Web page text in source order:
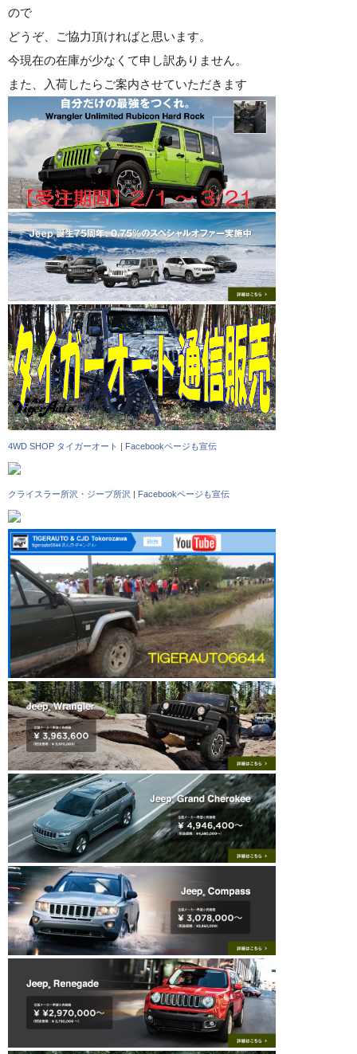
ので
どうぞ、ご協力頂ければと思います。
今現在の在庫が少なくて申し訳ありません。
また、入荷したらご案内させていただきます
4WD SHOP タイガーオート | Facebookページも宣伝
クライスラー所沢・ジープ所沢 | Facebookページも宣伝